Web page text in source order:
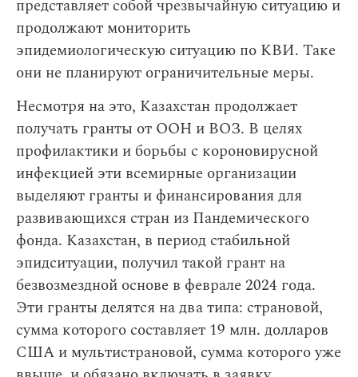
представляет собой чрезвычайную ситуацию и
продолжают мониторить
эпидемиологическую ситуацию по КВИ. Таке
они не планируют ограничительные меры.
Несмотря на это, Казахстан продолжает
получать гранты от ООН и ВОЗ. В целях
профилактики и борьбы с короновирусной
инфекцией эти всемирные организации
выделяют гранты и финансирования для
развивающихся стран из Пандемического
фонда. Казахстан, в период стабильной
эпидситуации, получил такой грант на
безвозмездной основе в феврале 2024 года.
Эти гранты делятся на два типа: страновой,
сумма которого составляет 19 млн. долларов
США и мультистрановой, сумма которого уже